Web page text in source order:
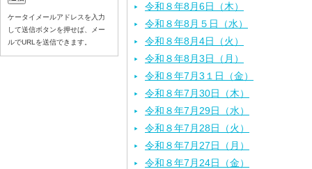
令和８年8月6日（木）
令和８年8月５日（水）
令和８年8月4日（火）
令和８年8月3日（月）
令和８年7月3１日（金）
令和８年7月30日（木）
令和８年7月29日（水）
令和８年7月28日（火）
令和８年7月27日（月）
令和８年7月24日（金）
ケータイメールアドレスを入力
して送信ボタンを押せば、メー
ルでURLを送信できます。